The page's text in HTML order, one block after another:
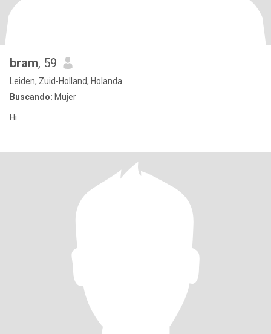
bram, 59
Leiden, Zuid-Holland, Holanda
Buscando: Mujer
Hi